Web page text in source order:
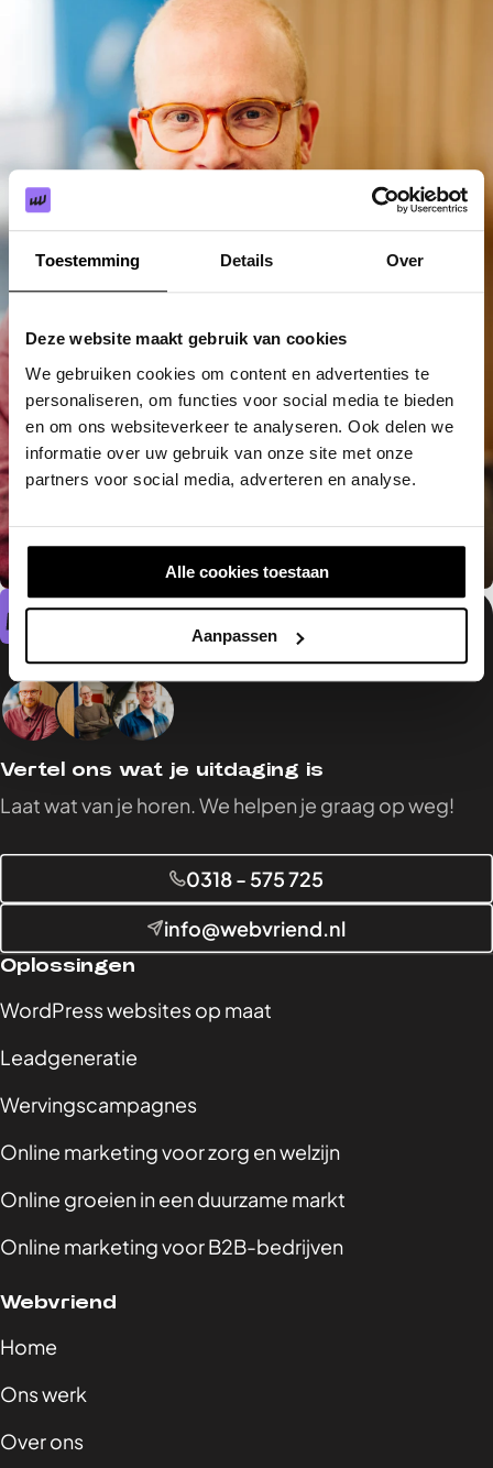
Toestemming Details Over
Deze website maakt gebruik van cookies
We gebruiken cookies om content en advertenties te
personaliseren, om functies voor social media te bieden
en om ons websiteverkeer te analyseren. Ook delen we
informatie over uw gebruik van onze site met onze
partners voor social media, adverteren en analyse.
Alle cookies toestaan
Aanpassen
Marketeer, Eigenaar
Vertel ons wat je uitdaging is
Laat wat van je horen. We helpen je graag op weg!
0318 - 575 725
info@webvriend.nl
Oplossingen
WordPress websites op maat
Leadgeneratie
Wervingscampagnes
Online marketing voor zorg en welzijn
Online groeien in een duurzame markt
Online marketing voor B2B-bedrijven
Webvriend
Home
Ons werk
Over ons